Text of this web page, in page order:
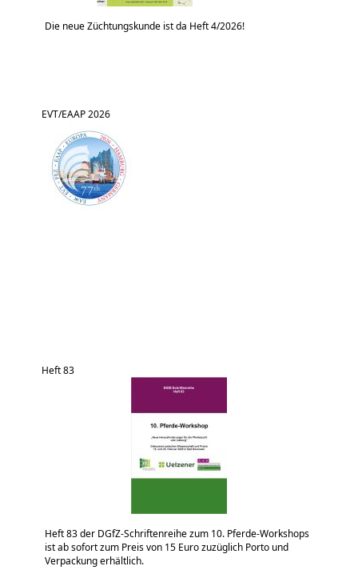
Die neue Züchtungskunde ist da Heft 4/2026!
EVT/EAAP 2026
Heft 83
Heft 83 der DGfZ-Schriftenreihe zum 10. Pferde-Workshops
ist ab sofort zum Preis von 15 Euro zuzüglich Porto und
Verpackung erhältlich.